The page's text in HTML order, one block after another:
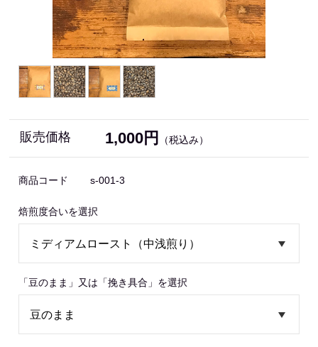
販売価格 1,000円 （税込み）
商品コード s-001-3
焙煎度合いを選択
「豆のまま」又は「挽き具合」を選択